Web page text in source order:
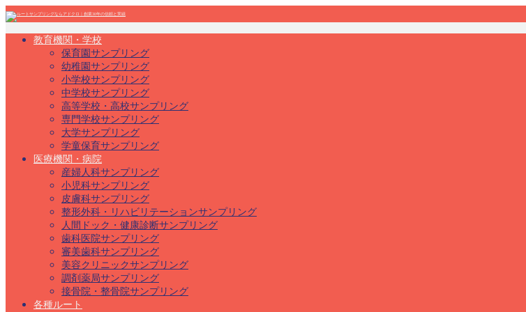
教育機関・学校
保育園サンプリング
幼稚園サンプリング
小学校サンプリング
中学校サンプリング
高等学校・高校サンプリング
専門学校サンプリング
大学サンプリング
学童保育サンプリング
医療機関・病院
産婦人科サンプリング
小児科サンプリング
皮膚科サンプリング
整形外科・リハビリテーションサンプリング
人間ドック・健康診断サンプリング
歯科医院サンプリング
審美歯科サンプリング
美容クリニックサンプリング
調剤薬局サンプリング
接骨院・整骨院サンプリング
各種ルート